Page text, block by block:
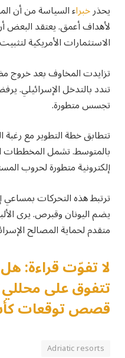
يحذرخبراء السياسة من أن
لأهداف أعمق. يعتقد البعض
الاستثمارات الأمريكية
تزايدت المخاوف بعد خروج
تندد بالتدخل الإسرائيلي.
تجسس متطورة.
تتطابق خطة التطوير مع رغبة
بالمتوسط. تشمل المخططات
إلكترونية متطورة لحروب
ترتبط هذه التحركات
يضم اليونان وقبرص. يرى
متقدم لحماية المصالح
لا تفوّت قراءة:
تتفوق على
قصص توقعات
Adriatic resorts